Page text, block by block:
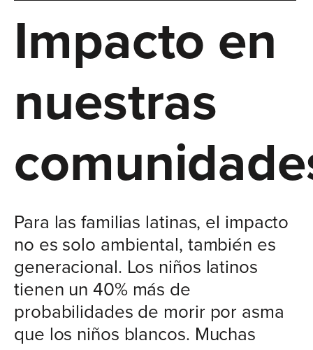
Impacto en
nuestras
Para las familias latinas, el impacto
no es solo ambiental, también es
generacional. Los niños latinos
tienen un 40% más de
probabilidades de morir por asma
que los niños blancos. Muchas